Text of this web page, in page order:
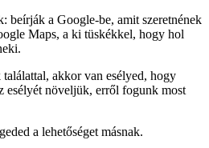
beírják a Google-be, amit szeretnének
Maps, a ki tüskékkel, hogy hol
akkor van esélyed, hogy
esélyét növeljük, erről fogunk most
a lehetőséget másnak.